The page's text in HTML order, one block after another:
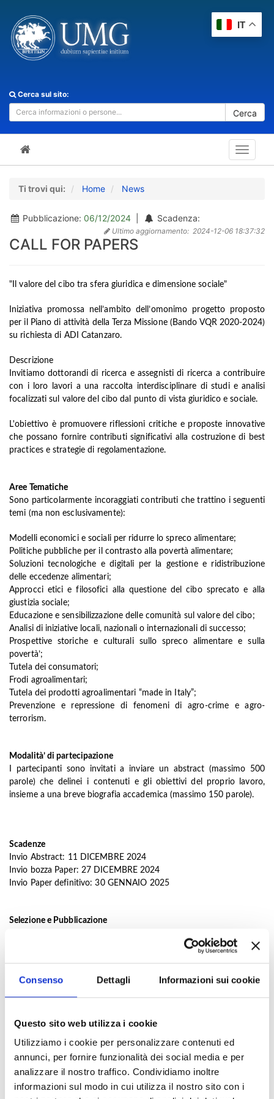
Consenso Dettagli Informazioni sui cookie
Questo sito web utilizza i cookie
Utilizziamo i cookie per personalizzare contenuti ed
annunci, per fornire funzionalità dei social media e per
analizzare il nostro traffico. Condividiamo inoltre
informazioni sul modo in cui utilizza il nostro sito con i
Cerca sul sito:
Cerca
Toggle
Ti trovi qui: Home News
Pubblicazione: 06/12/2024 Scadenza:
Ultimo aggiornamento: 2024-12-06 18:37:32
CALL FOR PAPERS
"Il valore del cibo tra sfera giuridica e dimensione sociale"
Iniziativa promossa nell’ambito dell’omonimo progetto proposto
per il Piano di attività della Terza Missione (Bando VQR 2020-2024)
su richiesta di ADI Catanzaro.
Descrizione
Invitiamo dottorandi di ricerca e assegnisti di ricerca a contribuire
con i loro lavori a una raccolta interdisciplinare di studi e analisi
focalizzati sul valore del cibo dal punto di vista giuridico e sociale.
L'obiettivo è promuovere riflessioni critiche e proposte innovative
che possano fornire contributi significativi alla costruzione di best
practices e strategie di regolamentazione.
Aree Tematiche
Sono particolarmente incoraggiati contributi che trattino i seguenti
temi (ma non esclusivamente):
Modelli economici e sociali per ridurre lo spreco alimentare;
Politiche pubbliche per il contrasto alla povertà alimentare;
Soluzioni tecnologiche e digitali per la gestione e ridistribuzione
delle eccedenze alimentari;
Approcci etici e filosofici alla questione del cibo sprecato e alla
giustizia sociale;
Educazione e sensibilizzazione delle comunità sul valore del cibo;
Analisi di iniziative locali, nazionali o internazionali di successo;
Prospettive storiche e culturali sullo spreco alimentare e sulla
povertà’;
Tutela dei consumatori;
Frodi agroalimentari;
Tutela dei prodotti agroalimentari “made in Italy”;
Prevenzione e repressione di fenomeni di agro-crime e agro-
terrorism.
Modalità’ di partecipazione
I partecipanti sono invitati a inviare un abstract (massimo 500
parole) che delinei i contenuti e gli obiettivi del proprio lavoro,
insieme a una breve biografia accademica (massimo 150 parole).
Scadenze
Invio Abstract: 11 DICEMBRE 2024
Invio bozza Paper: 27 DICEMBRE 2024
Invio Paper definitivo: 30 GENNAIO 2025
Selezione e Pubblicazione
comitato scientifico. I lavori accettati potranno essere presentati in
Modalità’ di Invio
email:coordinamento.catanzaro@dottorato.it.
L’oggetto della mail deve includere la dicitura "Call for Papers - Il
valore del cibo tra sfera giuridica e dimensione sociale”
IT